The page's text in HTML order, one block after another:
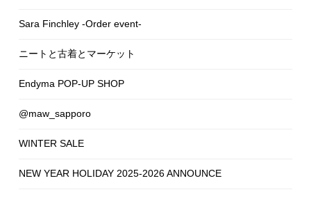
Sara Finchley -Order event-
ニートと古着とマーケット
Endyma POP-UP SHOP
@maw_sapporo
WINTER SALE
NEW YEAR HOLIDAY 2025-2026 ANNOUNCE